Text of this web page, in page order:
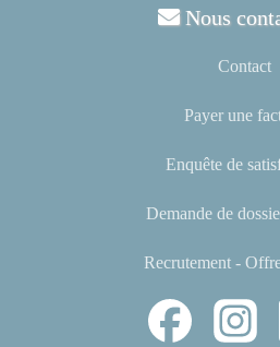
Nous
Contact
Payer une
Enquête de
Demande de
Recrutement -